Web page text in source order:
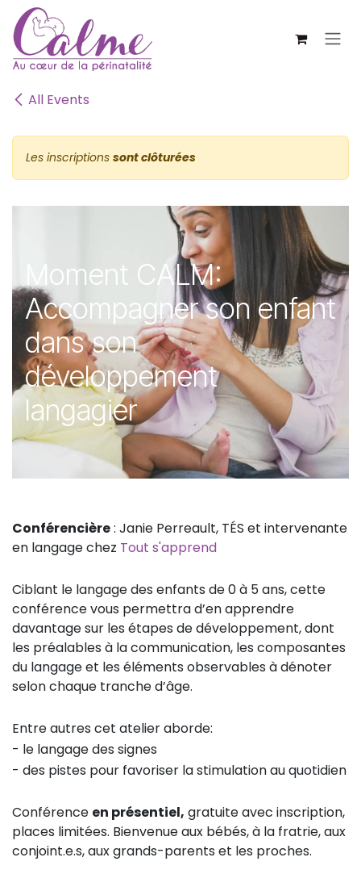
SE RENDRE AU CONTENU
All Events
Les inscriptions sont clôturées
Moment CALM:
Accompagner son enfant
dans son
développement
langagier
Conférencière: Janie Perreault, TÉS et intervenante
en langage chez Tout s'apprend
Ciblant le langage des enfants de 0 à 5 ans, cette
conférence vous permettra d’en apprendre
davantage sur les étapes de développement, dont
les préalables à la communication, les composantes
du langage et les éléments observables à dénoter
selon chaque tranche d’âge.
Entre autres cet atelier aborde:
- le langage des signes
- des pistes pour favoriser la stimulation au quotidien
Conférence en présentiel, gratuite avec inscription,
places limitées. Bienvenue aux bébés, à la fratrie, aux
conjoint.e.s, aux grands-parents et les proches.